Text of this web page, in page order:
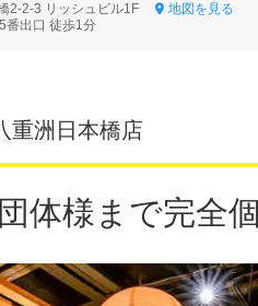
2-2-3 リッシュビル1F
地図を見る
番出口 徒歩1分
重洲日本橋店
体様まで完全